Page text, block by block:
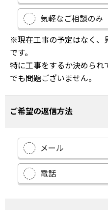
気軽なご相談のみ
※現在工事の予定はなく、
です。
特に工事をするか決められ
でも問題ございません。
ご希望の返信方法
メール
電話